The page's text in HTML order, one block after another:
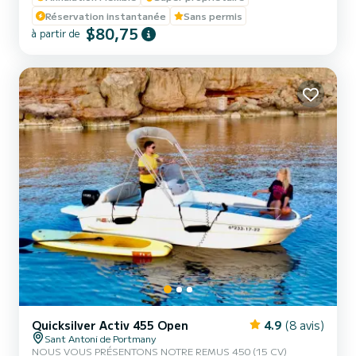
souhaitez vous rendre dans les criques de Cala Bassa et Cala Comte
pour profiter de l'intimité et de la tranquillité que l'on ressent dans
la zone voisine puisque l'accès est réservé u...
Réservation instantanée
Sans permis
à partir de $80,75
Quicksilver Activ 455 Open 4.9 (8 avis)
Sant Antoni de Portmany
NOUS VOUS PRÉSENTONS NOTRE REMUS 450 (15 CV)